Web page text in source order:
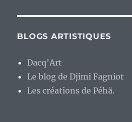
BLOGS ARTISTIQUES
Dacq'Art
Le blog de Djimi Fagniot
Les créations de Péhä.